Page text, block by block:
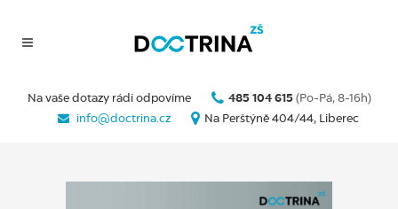
Na vaše dotazy rádi odpovíme 485 104 615 (Po-Pá, 8-16h)
info@doctrina.cz
Na Perštýně 404/44, Liberec